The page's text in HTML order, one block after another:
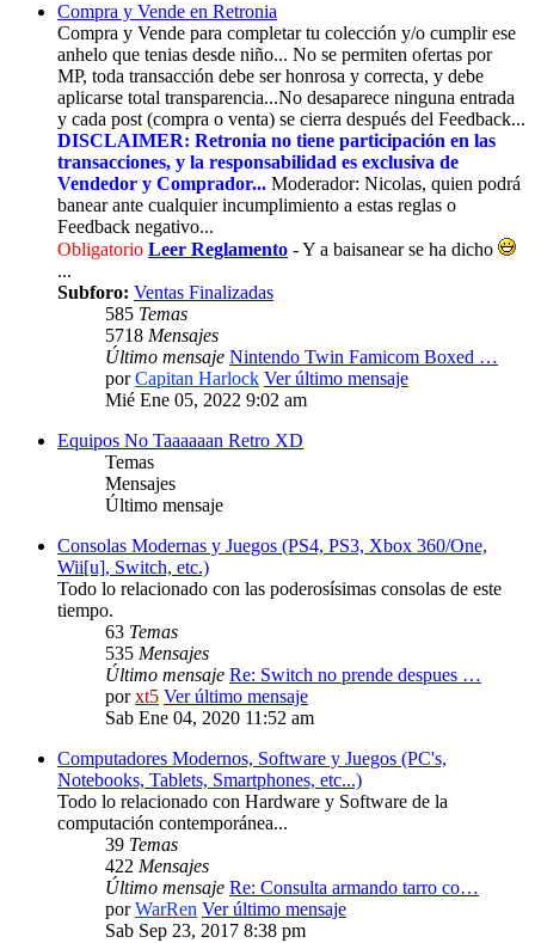
Compra y Vende en Retronia
Compra y Vende para completar tu colección y/o cumplir ese
anhelo que tenias desde niño... No se permiten ofertas por
MP, toda transacción debe ser honrosa y correcta, y debe
aplicarse total transparencia...No desaparece ninguna entrada
y cada post (compra o venta) se cierra después del Feedback...
DISCLAIMER: Retronia no tiene participación en las
transacciones, y la responsabilidad es exclusiva de
Vendedor y Comprador... Moderador: Nicolas, quien podrá
banear ante cualquier incumplimiento a estas reglas o
Feedback negativo...
Obligatorio Leer Reglamento - Y a baisanear se ha dicho
...
Subforo: Ventas Finalizadas
585 Temas
5718 Mensajes
Último mensaje Nintendo Twin Famicom Boxed …
porCapitan Harlock Ver último mensaje
Mié Ene 05, 2022 9:02 am
Equipos No Taaaaaan Retro XD
Temas
Mensajes
Último mensaje
Consolas Modernas y Juegos (PS4, PS3, Xbox 360/One,
Wii[u], Switch, etc.)
Todo lo relacionado con las poderosísimas consolas de este
tiempo.
63 Temas
535 Mensajes
Último mensaje Re: Switch no prende despues …
porxt5 Ver último mensaje
Sab Ene 04, 2020 11:52 am
Computadores Modernos, Software y Juegos (PC's,
Notebooks, Tablets, Smartphones, etc...)
Todo lo relacionado con Hardware y Software de la
computación contemporánea...
39 Temas
422 Mensajes
Último mensaje Re: Consulta armando tarro co…
porWarRen Ver último mensaje
Sab Sep 23, 2017 8:38 pm